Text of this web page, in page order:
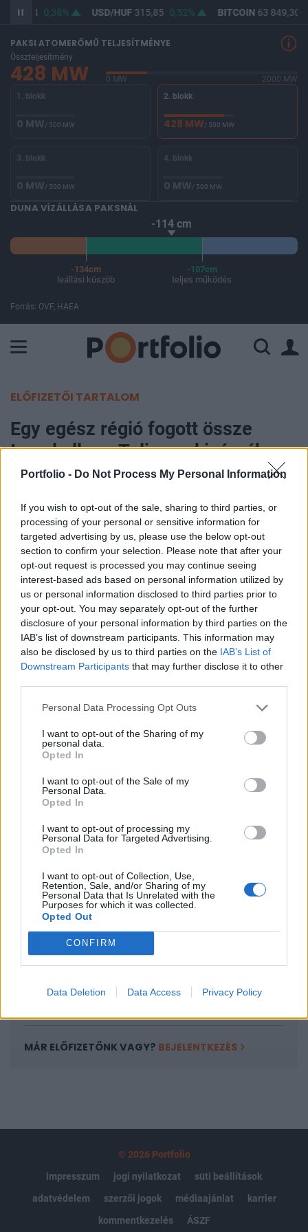
Portfolio - Do Not Process My Personal Information
If you wish to opt-out of the sale, sharing to third parties, or
processing of your personal or sensitive information for
targeted advertising by us, please use the below opt-out
section to confirm your selection. Please note that after your
opt-out request is processed you may continue seeing
interest-based ads based on personal information utilized by
us or personal information disclosed to third parties prior to
your opt-out. You may separately opt-out of the further
disclosure of your personal information by third parties on the
IAB’s list of downstream participants. This information may
also be disclosed by us to third parties on the IAB’s List of
Downstream Participants that may further disclose it to other
Personal Data Processing Opt Outs
I want to opt-out of the Sharing of my
personal data.
Opted In
I want to opt-out of the Sale of my
Personal Data.
Opted In
I want to opt-out of processing my
Personal Data for Targeted Advertising.
Opted In
I want to opt-out of Collection, Use,
Retention, Sale, and/or Sharing of my
Personal Data that Is Unrelated with the
Purposes for which it was collected.
Opted Out
CONFIRM
Data Deletion Data Access Privacy Policy
364,54 0,38% USD/HUF315,85 0,52% BITCOIN63 849,30
PAKSI ATOMERŐMŰ TELJESÍTMÉNYE
Összteljesítmény
428 MW 0 MW
2000 MW
1. blokk
0 MW/ 500 MW
2. blokk
428 MW/ 500 MW
3. blokk
0 MW/ 500 MW
4. blokk
0 MW/ 500 MW
DUNA VÍZÁLLÁSA PAKSNÁL
-114 cm
-134cm
leállási küszöb
-107cm
teljes működés
Forrás: OVF, HAEA
ELŐFIZETŐI TARTALOM
Egy egész régió fogott össze
Izrael ellen - Teljesen kizárnák
Jeruzsálemet a legnagyobb
MTI
2024. november 11. 21:33
Az arab és muszlim országok törekedni fognak
Izrael felfüggesztésére az ENSZ Közgyűlésében -
áll az Iszlám Együttműködés Szervezete (OIC) és
az Arab Liga Rijádban tartott rendkívüli együttes
ülésének zárónyilatkozatában.
a nemzetközi támogatás mozgósítására egy közös
határozattervezet előkészítéséhez a közgyűlésben Izrael
részvételének felfüggesztése céljából (...) az ENSZ
biztonságra jelentett fenyegetés és az ENSZ-tagságból...
KEDVES OLVASÓNK!
A keresett cikk a portfolio.hu hírarchívumához
regisztrációhoz kötött.
Az előfizetés a következőket tartalmazza:
Portfolio.hu teljes cikkarchívum
Kötéslisták: BÉT elmúlt 2 év napon belüli
kötéslistái
Előfizetés
MÁR ELŐFIZETŐNK VAGY? BEJELENTKEZÉS
© 2026 Portfolio
impresszum
jogi nyilatkozat
süti beállítások
adatvédelem
szerzői jogok médiaajánlat
karrier
kommentkezelés
ÁSZF